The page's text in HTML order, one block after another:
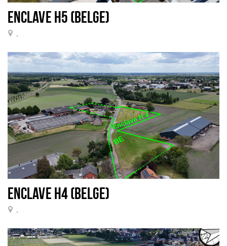
ENCLAVE H5 (BELGE)
,
ENCLAVE H4 (BELGE)
,